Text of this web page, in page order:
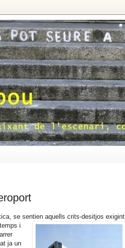
se sentien aquells crits-desitjos exigint
i
ja un